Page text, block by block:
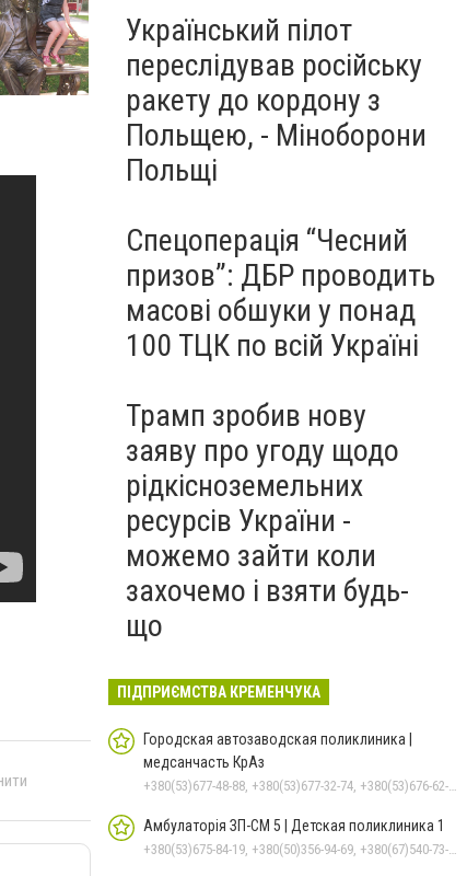
Український пілот
переслідував російську
ракету до кордону з
Польщею, - Міноборони
Польщі
Спецоперація “Чесний
призов”: ДБР проводить
масові обшуки у понад
100 ТЦК по всій Україні
Трамп зробив нову
заяву про угоду щодо
рідкісноземельних
ресурсів України -
можемо зайти коли
захочемо і взяти будь-
що
ПІДПРИЄМСТВА КРЕМЕНЧУКА
Городская автозаводская поликлиника |
медсанчасть КрАз
+380(53)677-48-88, +380(53)677-32-74, +380(53)676-62-99, +380536766187
Амбулаторія ЗП-СМ 5 | Детская поликлиника 1
+380(53)675-84-19, +380(50)356-94-69, +380(67)540-73-87